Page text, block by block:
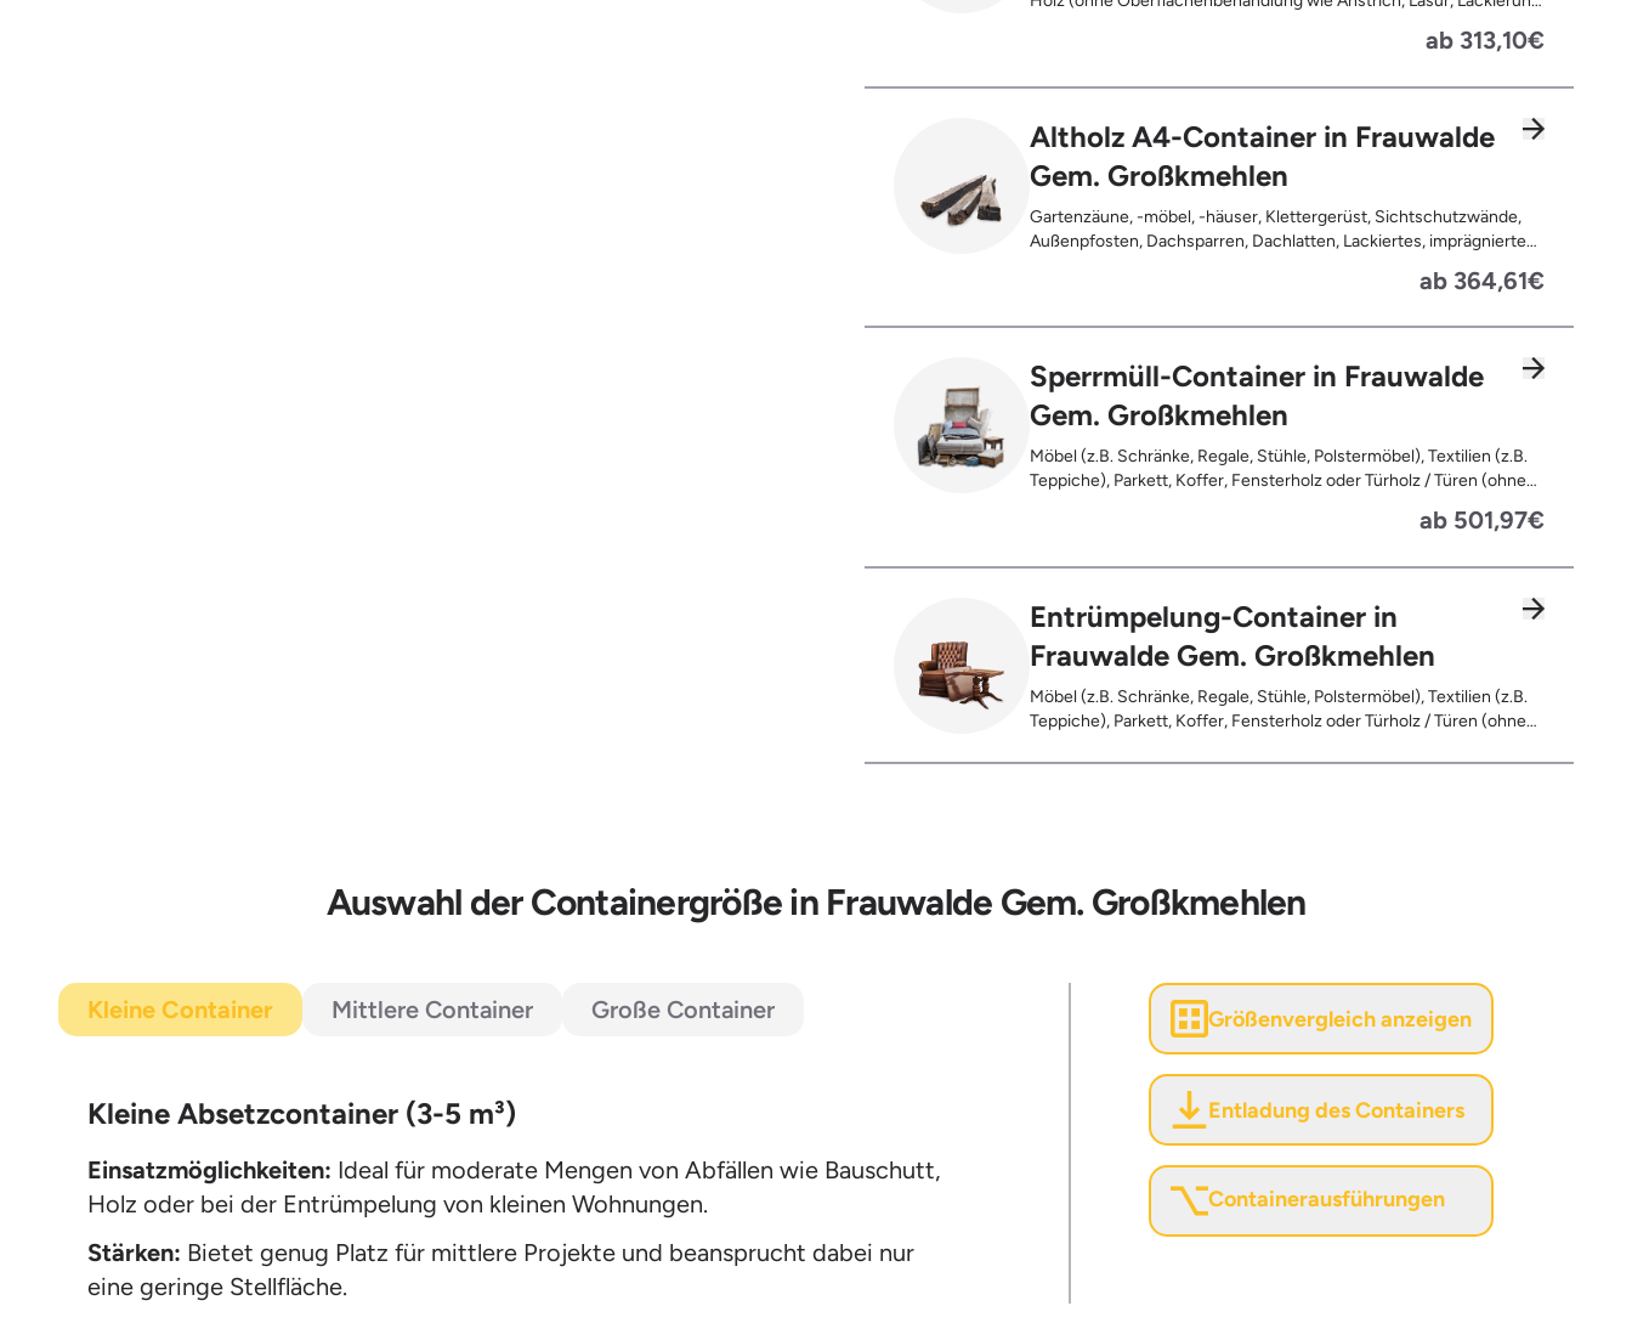
Möbel und Türen, Geleimtes Holz oder Furnierholz, Unbehandeltes
ab 313,10€
Altholz A4-Container in Frauwalde
Gem. Großkmehlen
Gartenzäune, -möbel, -häuser, Klettergerüst, Sichtschutzwände,
Außenpfosten, Dachsparren, Dachlatten, Lackiertes, imprägniertes
verbranntes Holz, Fensterrahmen, Außentüren, Balkongeländer,
ab 364,61€
Sperrmüll-Container in Frauwalde
Gem. Großkmehlen
Möbel (z.B. Schränke, Regale, Stühle, Polstermöbel), Textilien (z.B.
Teppiche), Parkett, Koffer, Fensterholz oder Türholz / Türen (ohne
ab 501,97€
Entrümpelung-Container in
Frauwalde Gem. Großkmehlen
Möbel (z.B. Schränke, Regale, Stühle, Polstermöbel), Textilien (z.B.
Teppiche), Parkett, Koffer, Fensterholz oder Türholz / Türen (ohne
Restentleerte Gebinde wie Dosen, Fässer, Eimer, Sonstiger
Auswahl der Containergröße in Frauwalde Gem. Großkmehlen
Kleine Container Mittlere Container Große Container
Kleine Absetzcontainer (3-5 m³)
Einsatzmöglichkeiten: Ideal für moderate Mengen von Abfällen wie Bauschutt,
Holz oder bei der Entrümpelung von kleinen Wohnungen.
Stärken: Bietet genug Platz für mittlere Projekte und beansprucht dabei nur
eine geringe Stellfläche.
Größenvergleich anzeigen
Entladung des Containers
Containerausführungen